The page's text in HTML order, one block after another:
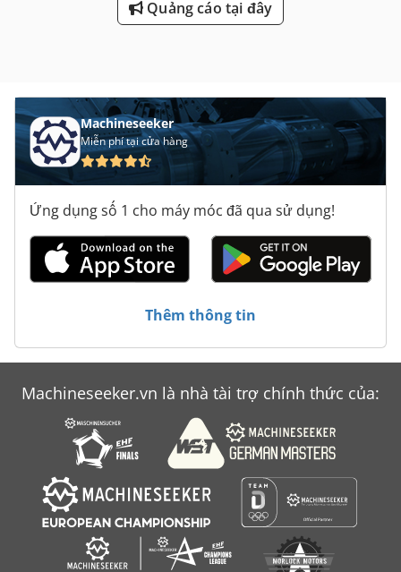
Quảng cáo tại đây
Machineseeker
Miễn phí tại cửa hàng
Ứng dụng số 1 cho máy móc đã qua sử dụng!
Thêm thông tin
Machineseeker.vn là nhà tài trợ chính thức của: